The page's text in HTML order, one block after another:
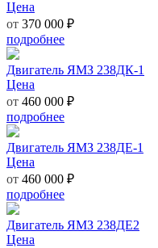
Цена
от 370 000 ₽
подробнее
Двигатель ЯМЗ 238ДК-1
Цена
от 460 000 ₽
подробнее
Двигатель ЯМЗ 238ДЕ-1
Цена
от 460 000 ₽
подробнее
Двигатель ЯМЗ 238ДЕ2
Цена